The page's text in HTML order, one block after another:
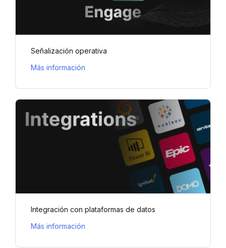
Señalización operativa
Más información
Integración con plataformas de datos
Más información